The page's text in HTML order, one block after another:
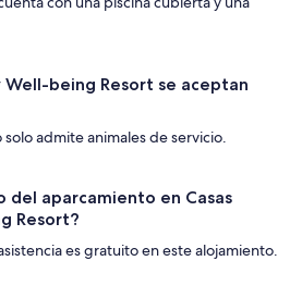
Well-being Resort se aceptan
admite animales de servicio.
del aparcamiento en Casas
Resort?
es gratuito en este alojamiento.